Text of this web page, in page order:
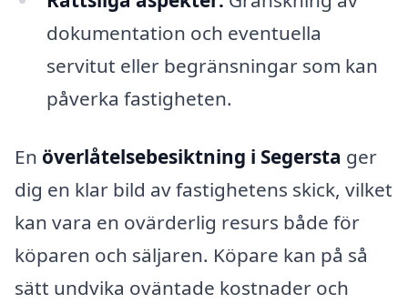
dokumentation och eventuella
servitut eller begränsningar som kan
påverka fastigheten.
En överlåtelsebesiktning i Segersta ger
dig en klar bild av fastighetens skick, vilket
kan vara en ovärderlig resurs både för
köparen och säljaren. Köpare kan på så
sätt undvika oväntade kostnader och